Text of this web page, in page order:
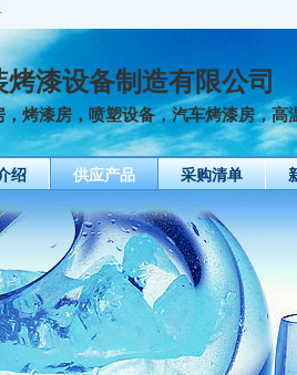
漆设备制造有限公司
烤漆房，喷塑设备，汽车烤漆房，高
绍 供应产品 采购清单